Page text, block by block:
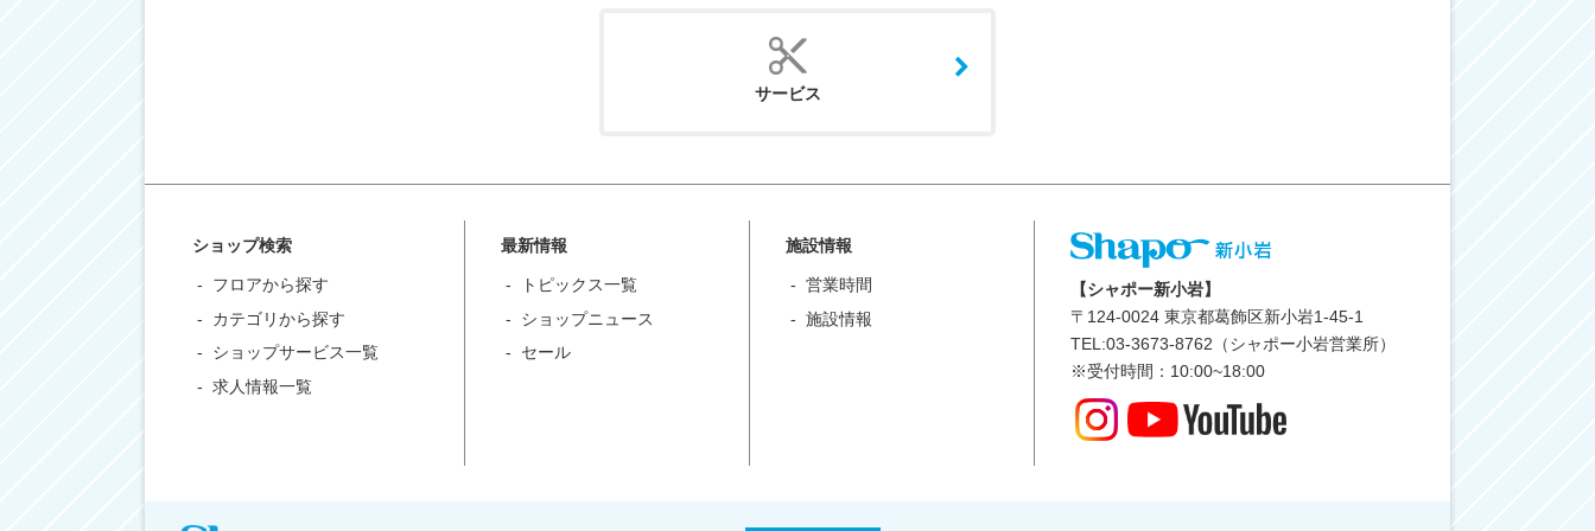
サービス
ショップ検索
フロアから探す
カテゴリから探す
ショップサービス一覧
求人情報一覧
最新情報
トピックス一覧
ショップニュース
セール
施設情報
営業時間
施設情報
【シャポー新小岩】
〒 124-0024 東京都葛飾区新小岩1-45-1
TEL:03-3673-8762（シャポー小岩営業所）
※受付時間：10:00~18:00